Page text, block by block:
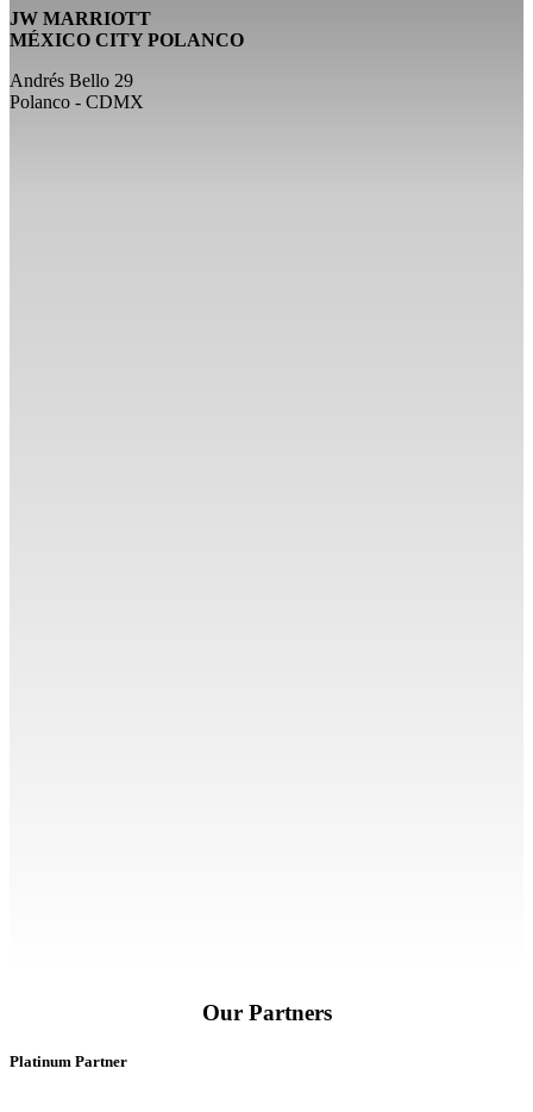
JW MARRIOTT
MÉXICO CITY POLANCO
Andrés Bello 29
Polanco - CDMX
Our Partners
Platinum Partner